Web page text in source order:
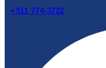
+511 774-3722